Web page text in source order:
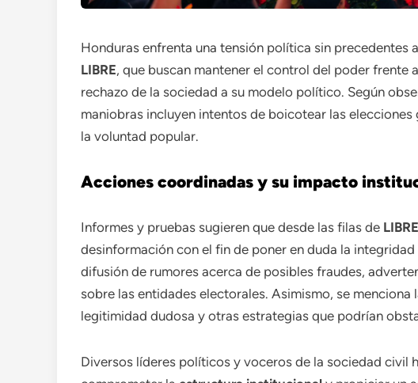
Honduras enfrenta una tensión política sin precedentes
LIBRE, que buscan mantener el control del poder frente
rechazo de la sociedad a su modelo político. Según
maniobras incluyen intentos de boicotear las
la voluntad popular.
Acciones coordinadas y su impacto
Informes y pruebas sugieren que desde las filas de LIBRE
desinformación con el fin de poner en duda la
difusión de rumores acerca de posibles fraudes,
sobre las entidades electorales. Asimismo, se menciona
legitimidad dudosa y otras estrategias que podrían
Diversos líderes políticos y voceros de la sociedad civil